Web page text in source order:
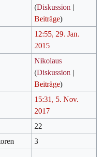
(Diskussion |
Beiträge)
12:55, 29. Jan.
2015
Nikolaus
(Diskussion |
Beiträge)
15:31, 5. Nov.
2017
22
3